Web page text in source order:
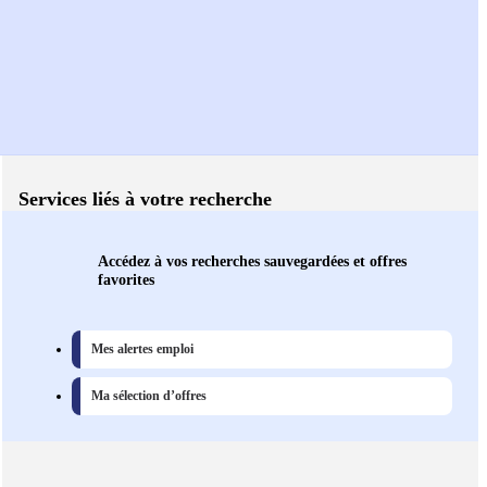
Services liés à votre recherche
Accédez à vos recherches sauvegardées et offres
favorites
Mes alertes emploi
Ma sélection d’offres